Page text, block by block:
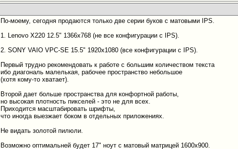
По-моему, сегодня продаются только две серии буков с матовыми IPS.
1. Lenovo X220 12.5" 1366x768 (не все конфигурации с IPS).
2. SONY VAIO VPC-SE 15.5" 1920x1080 (все конфигурации с IPS).
Первый трудно рекомендовать к работе с большим количеством текста
ибо диагональ малелькая, рабочее пространство небольшое
(хотя кому-то хватает).
Второй дает больше пространства для конфортной работы,
но высокая плотность пикселей - это не для всех.
Приходится масштабировать шрифты,
что иногда выезжает боком в отдельных приложениях.
Не видать золотой пилюли.
Возможно оптимальней будет 17" ноут с матовый матрицей 1600х900.